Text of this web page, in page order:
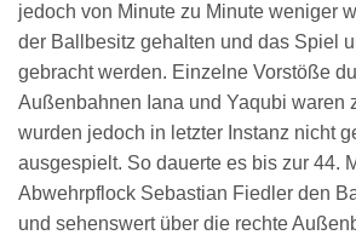
jedoch von Minute zu Minute weniger
der Ballbesitz gehalten und das Spiel
gebracht werden. Einzelne Vorstöße
Außenbahnen Iana und Yaqubi waren
wurden jedoch in letzter Instanz nicht
ausgespielt. So dauerte es bis zur 44.
Abwehrpflock Sebastian Fiedler den
und sehenswert über die rechte